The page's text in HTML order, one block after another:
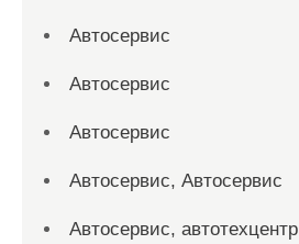
Автосервис
Автосервис
Автосервис
Автосервис, Автосервис
Автосервис, автотехцентр